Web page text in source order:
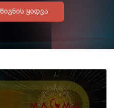
ᲬᲘᲒᲜᲘᲡ ᲧᲘᲓᲕᲐ